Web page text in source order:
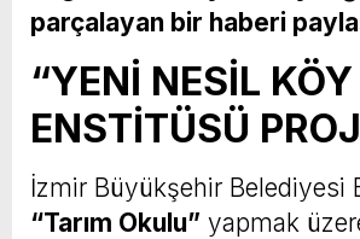
parçalayan bir haberi
“YENİ NESİL KÖY
ENSTİTÜSÜ
İzmir Büyükşehir Belediyesi
“Tarım Okulu” yapmak